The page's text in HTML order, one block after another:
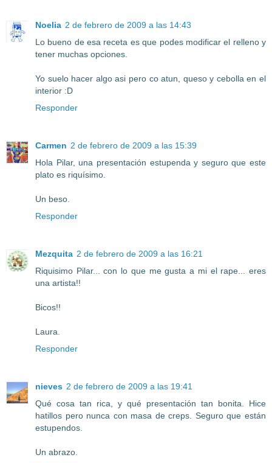
Noelia 2 de febrero de 2009 a las 14:43
Lo bueno de esa receta es que podes modificar el relleno y
tener muchas opciones.
Yo suelo hacer algo asi pero co atun, queso y cebolla en el
interior :D
Responder
Carmen 2 de febrero de 2009 a las 15:39
Hola Pilar, una presentación estupenda y seguro que este
plato es riquísimo.
Un beso.
Responder
Mezquita 2 de febrero de 2009 a las 16:21
Riquisimo Pilar... con lo que me gusta a mi el rape... eres
una artista!!
Bicos!!
Laura.
Responder
nieves 2 de febrero de 2009 a las 19:41
Qué cosa tan rica, y qué presentación tan bonita. Hice
hatillos pero nunca con masa de creps. Seguro que están
estupendos.
Un abrazo.